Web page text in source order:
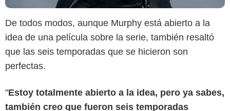
De todos modos, aunque Murphy está abierto a la
idea de una película sobre la serie, también resaltó
que las seis temporadas que se hicieron son
perfectas.
"Estoy totalmente abierto a la idea, pero ya sabes,
también creo que fueron seis temporadas
Robert viglasky / Caryn Mandaba